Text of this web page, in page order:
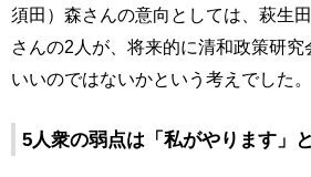
須田）森さんの意向としては、萩生
さんの2人が、将来的に清和政策研
いいのではないかという考えでした。
5人衆の弱点は「私がやります」